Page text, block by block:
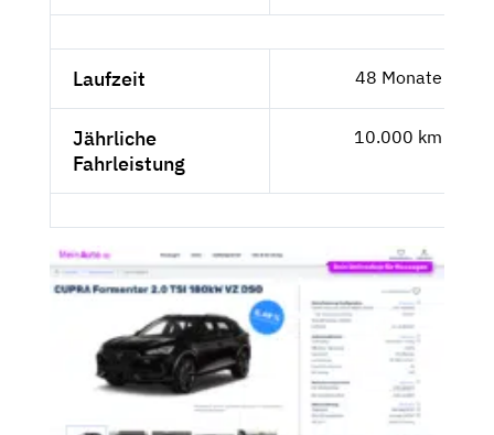
Laufzeit 48 Monate
Jährliche
Fahrleistung
10.000 km